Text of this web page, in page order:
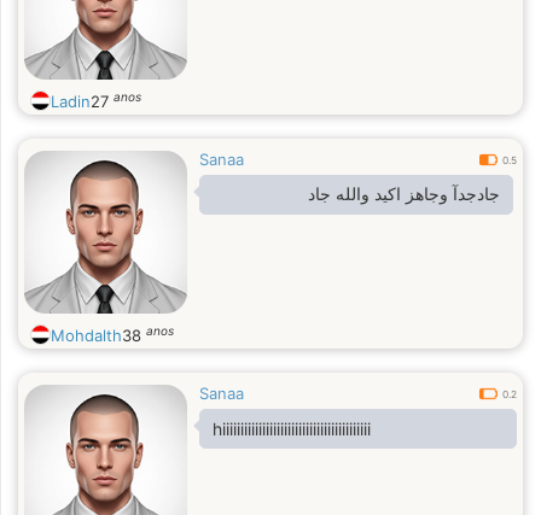
Ladin27 anos
Sanaa 0.5
جادجدآ وجاهز اكيد والله جاد
Mohdalth38 anos
Sanaa 0.2
hiiiiiiiiiiiiiiiiiiiiiiiiiiiiiiiiiiiiiiiii